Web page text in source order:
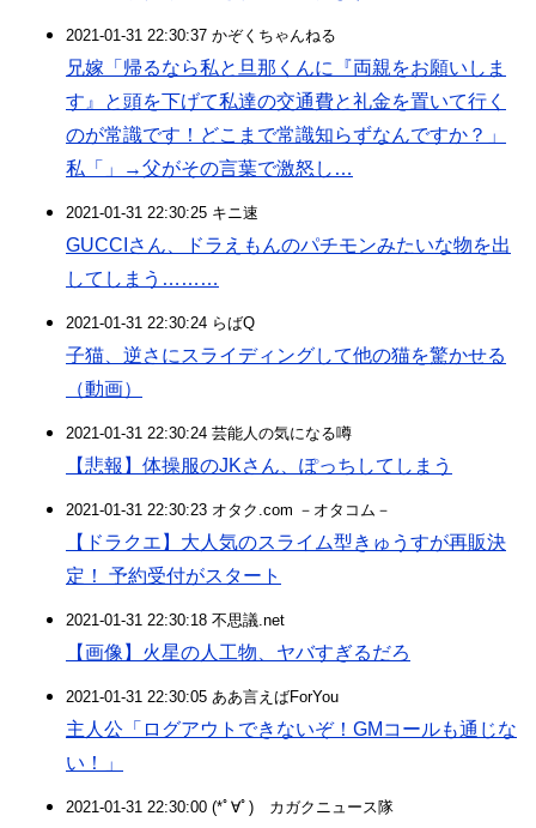
2021-01-31 22:30:37 かぞくちゃんねる
兄嫁「帰るなら私と旦那くんに『両親をお願いしま
す』と頭を下げて私達の交通費と礼金を置いて行く
のが常識です！どこまで常識知らずなんですか？」
私「」→父がその言葉で激怒し…
2021-01-31 22:30:25 キニ速
GUCCIさん、ドラえもんのパチモンみたいな物を出
してしまう………
2021-01-31 22:30:24 らばQ
子猫、逆さにスライディングして他の猫を驚かせる
（動画）
2021-01-31 22:30:24 芸能人の気になる噂
【悲報】体操服のJKさん、ぽっちしてしまう
2021-01-31 22:30:23 オタク.com －オタコム－
【ドラクエ】大人気のスライム型きゅうすが再販決
定！ 予約受付がスタート
2021-01-31 22:30:18 不思議.net
【画像】火星の人工物、ヤバすぎるだろ
2021-01-31 22:30:05 ああ言えばForYou
主人公「ログアウトできないぞ！GMコールも通じな
い！」
2021-01-31 22:30:00 (*ﾟ∀ﾟ)ゞカガクニュース隊